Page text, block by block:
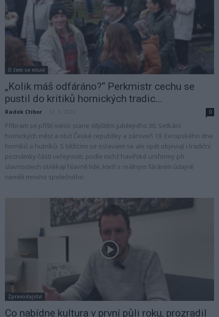
O čem se mluví
„Kolik máš odfáráno?“ Perkmistr cechu se
pustil do kritiků hornických tradic...
Radek Ctibor 0
Příbram se příští měsíc stane dějištěm jubilejního 30. Setkání
hornických měst a obcí České republiky a zároveň 19. Evropského dne
horníků a hutníků. S blížícími se oslavami se ale opět objevují i tradiční
poznámky části veřejnosti, podle nichž havířské uniformy při
slavnostech oblékají hlavně lidé, kteří s reálným fáráním údajně
neměli mnoho společného.
Zpravodajství
Co nabídne kultura v první půli roku, prozradil